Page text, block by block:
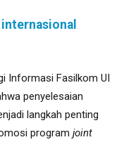
Informasi Fasilkom UI
penyelesaian
langkah penting
program joint